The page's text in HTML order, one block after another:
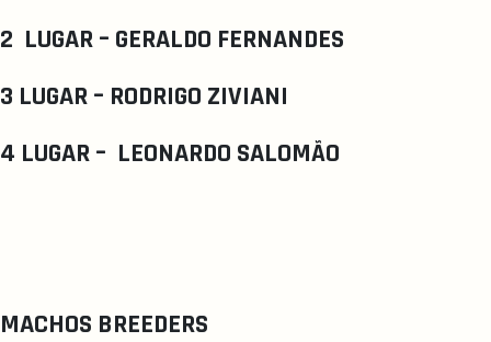
2 LUGAR – GERALDO FERNANDES
3 LUGAR – RODRIGO ZIVIANI
4 LUGAR – LEONARDO SALOMÃO
MACHOS BREEDERS